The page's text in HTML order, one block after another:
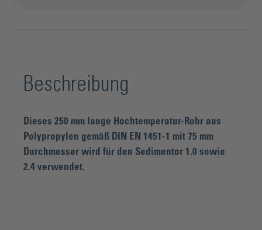
Beschreibung
Dieses 250 mm lange Hochtemperatur-Rohr aus
Polypropylen gemäß DIN EN 1451-1 mit 75 mm
Durchmesser wird für den Sedimentor 1.0 sowie
2.4 verwendet.